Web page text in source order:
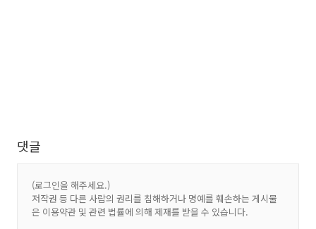
댓글